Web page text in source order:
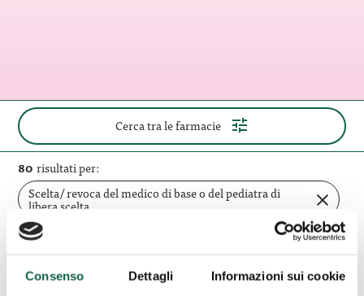
Consenso Dettagli Informazioni sui cookie
Cerca tra le farmacie (apri
pannello
80 risultati per:
Scelta/ revoca del medico di base o del pediatra di
libera scelta
Elimina tutti i filtri